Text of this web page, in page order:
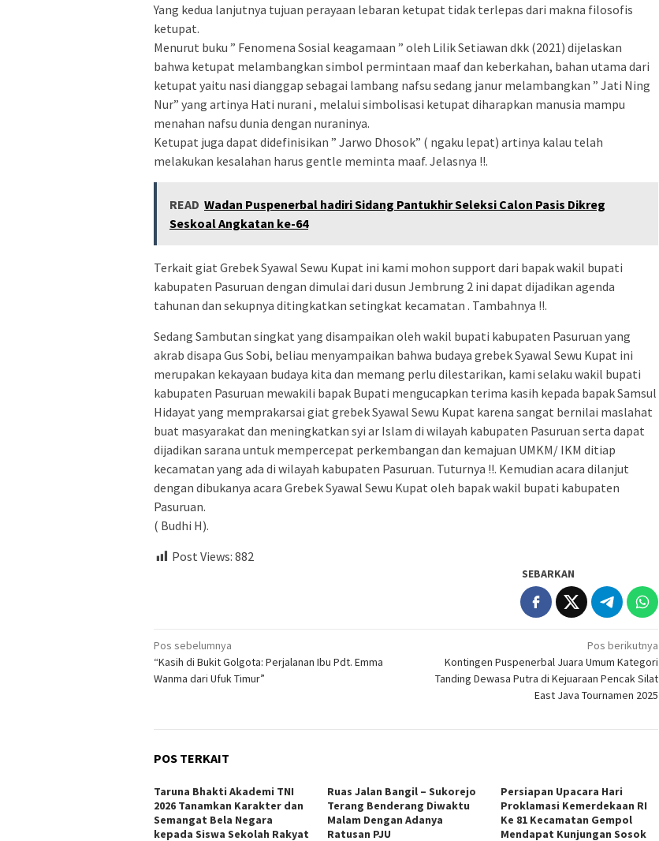
Yang kedua lanjutnya tujuan perayaan lebaran ketupat tidak terlepas dari makna filosofis
ketupat.
Menurut buku ” Fenomena Sosial keagamaan ” oleh Lilik Setiawan dkk (2021) dijelaskan
bahwa ketupat melambangkan simbol permintaan maaf dan keberkahan, bahan utama dari
ketupat yaitu nasi dianggap sebagai lambang nafsu sedang janur melambangkan ” Jati Ning
Nur” yang artinya Hati nurani , melalui simbolisasi ketupat diharapkan manusia mampu
menahan nafsu dunia dengan nuraninya.
Ketupat juga dapat didefinisikan ” Jarwo Dhosok” ( ngaku lepat) artinya kalau telah
melakukan kesalahan harus gentle meminta maaf. Jelasnya !!.
READ Wadan Puspenerbal hadiri Sidang Pantukhir Seleksi Calon Pasis Dikreg
Seskoal Angkatan ke-64
Terkait giat Grebek Syawal Sewu Kupat ini kami mohon support dari bapak wakil bupati
kabupaten Pasuruan dengan dimulai dari dusun Jembrung 2 ini dapat dijadikan agenda
tahunan dan sekupnya ditingkatkan setingkat kecamatan . Tambahnya !!.
Sedang Sambutan singkat yang disampaikan oleh wakil bupati kabupaten Pasuruan yang
akrab disapa Gus Sobi, beliau menyampaikan bahwa budaya grebek Syawal Sewu Kupat ini
merupakan kekayaan budaya kita dan memang perlu dilestarikan, kami selaku wakil bupati
kabupaten Pasuruan mewakili bapak Bupati mengucapkan terima kasih kepada bapak Samsul
Hidayat yang memprakarsai giat grebek Syawal Sewu Kupat karena sangat bernilai maslahat
buat masyarakat dan meningkatkan syi ar Islam di wilayah kabupaten Pasuruan serta dapat
dijadikan sarana untuk mempercepat perkembangan dan kemajuan UMKM/ IKM ditiap
kecamatan yang ada di wilayah kabupaten Pasuruan. Tuturnya !!. Kemudian acara dilanjut
dengan dibukanya acara Grebek Syawal Sewu Kupat oleh bapak wakil bupati kabupaten
Pasuruan.
( Budhi H).
Post Views: 882
SEBARKAN
Navigasi
pos
Pos sebelumnya
“Kasih di Bukit Golgota: Perjalanan Ibu Pdt. Emma
Wanma dari Ufuk Timur”
Pos berikutnya
Kontingen Puspenerbal Juara Umum Kategori
Tanding Dewasa Putra di Kejuaraan Pencak Silat
East Java Tournamen 2025
POS TERKAIT
Taruna Bhakti Akademi TNI
2026 Tanamkan Karakter dan
Semangat Bela Negara
kepada Siswa Sekolah Rakyat
Ruas Jalan Bangil – Sukorejo
Terang Benderang Diwaktu
Malam Dengan Adanya
Ratusan PJU
Persiapan Upacara Hari
Proklamasi Kemerdekaan RI
Ke 81 Kecamatan Gempol
Mendapat Kunjungan Sosok